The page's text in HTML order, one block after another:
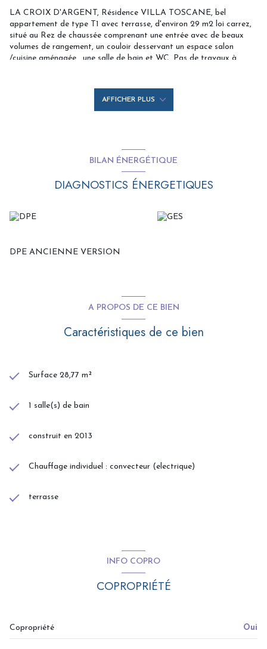
LA CROIX D'ARGENT, Résidence VILLA TOSCANE, bel
appartement de type T1 avec terrasse, d'environ 29 m2 loi carrez,
situé au Rez de chaussée comprenant une entrée avec de beaux
volumes de rangement, un couloir desservant un espace salon
/cuisine aménagée , une salle de bain et WC. Pas de travaux à
André Immobilier - TERRE ET HABITAT, agence indépendante sur
Géorisques
AFFICHER PLUS
BILAN ÉNERGÉTIQUE
DIAGNOSTICS ÉNERGETIQUES
DPE ANCIENNE VERSION
A PROPOS DE CE BIEN
Caractéristiques de ce bien
Surface 28,77 m²
1 salle(s) de bain
construit en 2013
Chauffage individuel : convecteur (electrique)
terrasse
INFO COPRO
COPROPRIÉTÉ
Copropriété Oui